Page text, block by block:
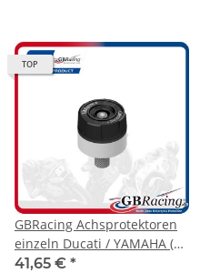
TOP
GBRacing Achsprotektoren
einzeln Ducati / YAMAHA (
bitte Modellzuordnung
41,65 € *